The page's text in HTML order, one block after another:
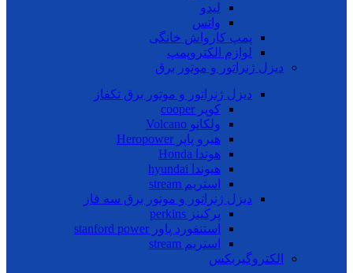
لیدو
واتس
پمپ کارواش خانگی
لوازم الکتروپمپ
دیزل ژنراتور و موتور برق
دیزل ژنراتور و موتور برق تکفاز
کوپر cooper
ولکانو Volcano
هیرو پاپر Heropower
هوندا Honda
هیوندا hyundai
استریم stream
دیزل ژنراتور و موتور برق سه فاز
پرکینز perkins
استنفورد پاور stanford power
استریم stream
الکتروگیربکس